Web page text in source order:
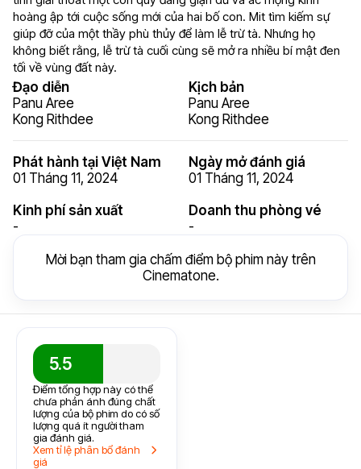
hoàng ập tới cuộc sống mới của hai bố con. Mit tìm kiếm sự
giúp đỡ của một thầy phù thủy để làm lễ trừ tà. Nhưng họ
không biết rằng, lễ trừ tà cuối cùng sẽ mở ra nhiều bí mật đen
tối về vùng đất này.
Đạo diễn
Panu Aree
Kong Rithdee
Kịch bản
Panu Aree
Kong Rithdee
Phát hành tại Việt Nam
01 Tháng 11, 2024
Ngày mở đánh giá
01 Tháng 11, 2024
Kinh phí sản xuất
-
Doanh thu phòng vé
-
Mời bạn tham gia chấm điểm bộ phim này trên
Cinematone.
5.5
Điểm tổng hợp này có thể
chưa phản ánh đúng chất
lượng của bộ phim do có số
lượng quá ít người tham
gia đánh giá.
Xem tỉ lệ phân bổ đánh
giá